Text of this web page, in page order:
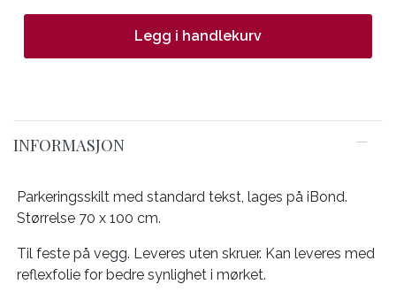
Legg i handlekurv
INFORMASJON
Parkeringsskilt med standard tekst, lages på iBond.
Størrelse 70 x 100 cm.
Til feste på vegg. Leveres uten skruer. Kan leveres med
reflexfolie for bedre synlighet i mørket.